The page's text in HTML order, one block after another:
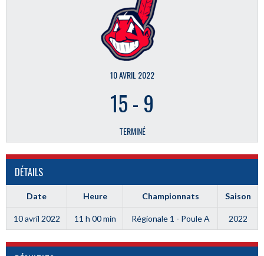
10 AVRIL 2022
15- 9
TERMINÉ
DÉTAILS
Date Heure Championnats Saison
10 avril 2022 11 h 00 min Régionale 1 - Poule A 2022